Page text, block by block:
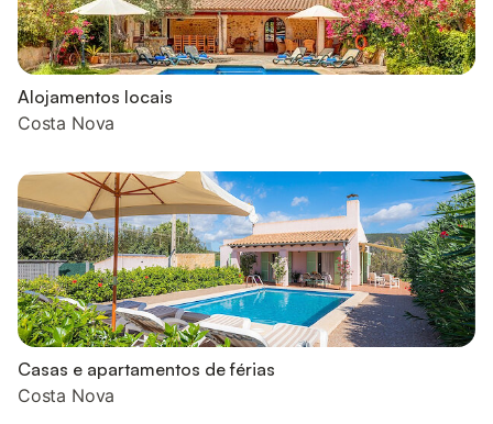
Alojamentos locais
Costa Nova
Casas e apartamentos de férias
Costa Nova